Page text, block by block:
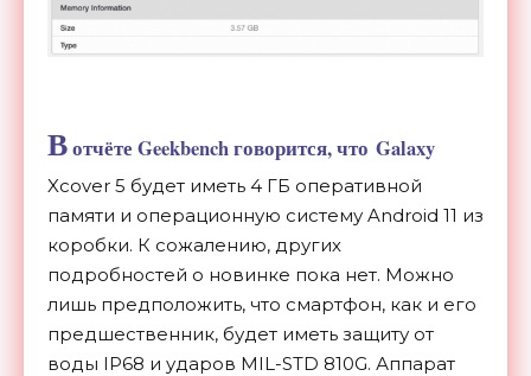
Вотчёте Geekbench говорится, что Galaxy
Xcover 5 будет иметь 4 ГБ оперативной
памяти и операционную систему Android 11 из
коробки. К сожалению, других
подробностей о новинке пока нет. Можно
лишь предположить, что смартфон, как и его
предшественник, будет иметь защиту от
воды IP68 и ударов MIL-STD 810G. Аппарат